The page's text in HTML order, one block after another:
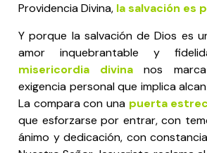
Providencia Divina, la salvación es
Y porque la salvación de Dios es
amor inquebrantable y
misericordia divina nos
exigencia personal que implica
La compara con una puerta
que esforzarse por entrar, con
ánimo y dedicación, con